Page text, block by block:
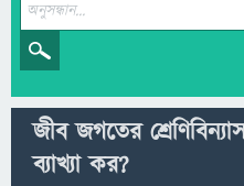
জীব জগতের
ব্যাখ্যা কর?